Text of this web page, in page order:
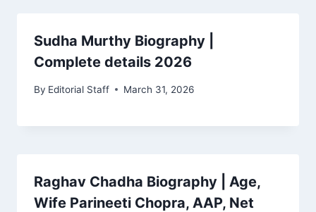
Sudha Murthy Biography |
Complete details 2026
By Editorial Staff March 31, 2026
Raghav Chadha Biography | Age,
Wife Parineeti Chopra, AAP, Net